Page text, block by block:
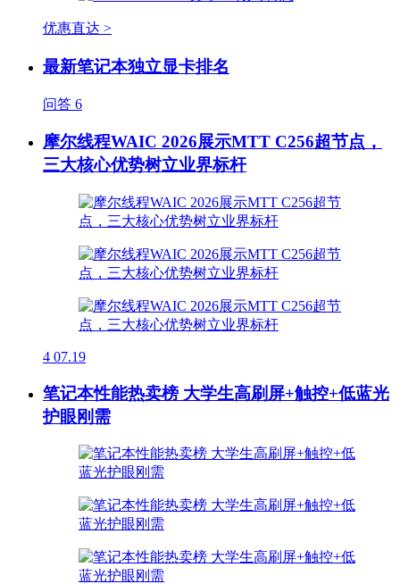
优惠直达 >
最新笔记本独立显卡排名
问答 6
摩尔线程WAIC 2026展示MTT C256超节点，
三大核心优势树立业界标杆
4 07.19
笔记本性能热卖榜 大学生高刷屏+触控+低蓝光
护眼刚需